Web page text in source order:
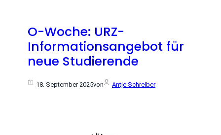
O-Woche: URZ-
Informationsangebot für
neue Studierende
18. September 2025von Antje Schreiber